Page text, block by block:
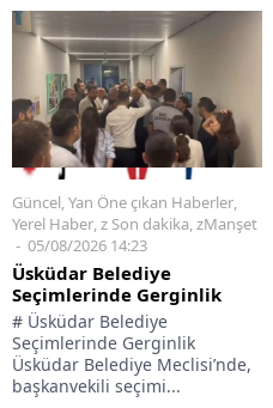
Güncel,Yan Öne çıkan Haberler,
Yerel Haber,z Son dakika,zManşet
05/08/2026 14:23
Üsküdar Belediye
Seçimlerinde Gerginlik
# Üsküdar Belediye
Seçimlerinde Gerginlik
Üsküdar Belediye Meclisi’nde,
başkanvekili seçimi...